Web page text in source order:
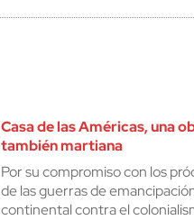
Casa de las Américas, una
también martiana
Por su compromiso con los
de las guerras de
continental contra el